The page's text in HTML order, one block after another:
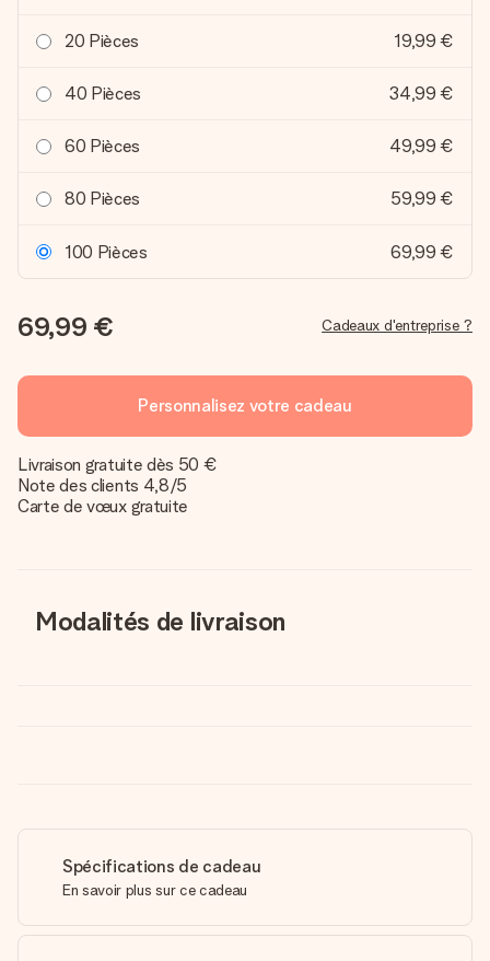
20 Pièces 19,99 €
40 Pièces 34,99 €
60 Pièces 49,99 €
80 Pièces 59,99 €
100 Pièces 69,99 €
69,99 € Cadeaux d'entreprise ?
Personnalisez votre cadeau
Livraison gratuite dès 50 €
Note des clients 4,8/5
Carte de vœux gratuite
Modalités de livraison
Spécifications de cadeau
En savoir plus sur ce cadeau